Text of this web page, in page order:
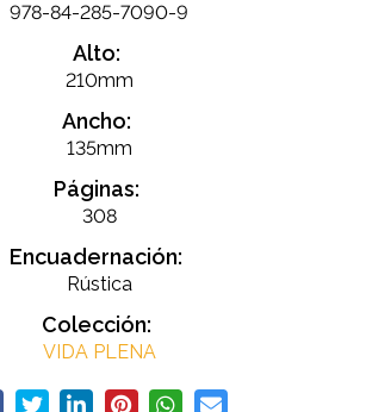
978-84-285-7090-9
Alto:
210mm
Ancho:
135mm
Páginas:
308
Encuadernación:
Rústica
Colección:
VIDA PLENA